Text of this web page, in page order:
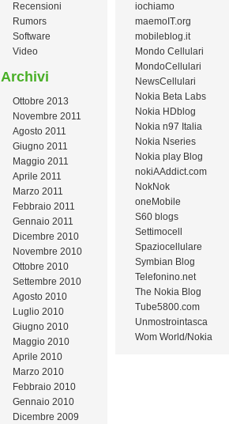
Recensioni
Rumors
Software
Video
Archivi
Ottobre 2013
Novembre 2011
Agosto 2011
Giugno 2011
Maggio 2011
Aprile 2011
Marzo 2011
Febbraio 2011
Gennaio 2011
Dicembre 2010
Novembre 2010
Ottobre 2010
Settembre 2010
Agosto 2010
Luglio 2010
Giugno 2010
Maggio 2010
Aprile 2010
Marzo 2010
Febbraio 2010
Gennaio 2010
Dicembre 2009
iochiamo
maemoIT.org
mobileblog.it
Mondo Cellulari
MondoCellulari
NewsCellulari
Nokia Beta Labs
Nokia HDblog
Nokia n97 Italia
Nokia Nseries
Nokia play Blog
nokiAAddict.com
NokNok
oneMobile
S60 blogs
Settimocell
Spaziocellulare
Symbian Blog
Telefonino.net
The Nokia Blog
Tube5800.com
Unmostrointasca
Wom World/Nokia